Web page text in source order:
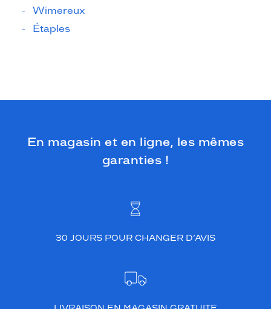
Wimereux
Étaples
En magasin et en ligne, les mêmes
garanties !
30 JOURS POUR CHANGER D’AVIS